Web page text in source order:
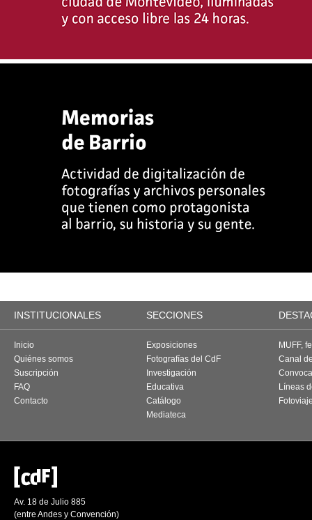
INSTITUCIONALES SECCIONES
Inicio
Quiénes somos
Suscripción
FAQ
Contacto
Exposiciones
Fotografías del CdF
Investigación
Educativa
Catálogo
Mediateca
MUFF,
Canal
Líneas
Av. 18 de Julio 885
(entre Andes y Convención)